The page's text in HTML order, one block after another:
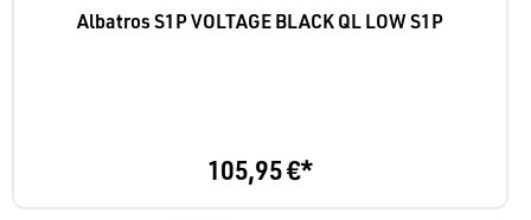
Albatros S1P VOLTAGE BLACK QL LOW S1P
105,95 €*